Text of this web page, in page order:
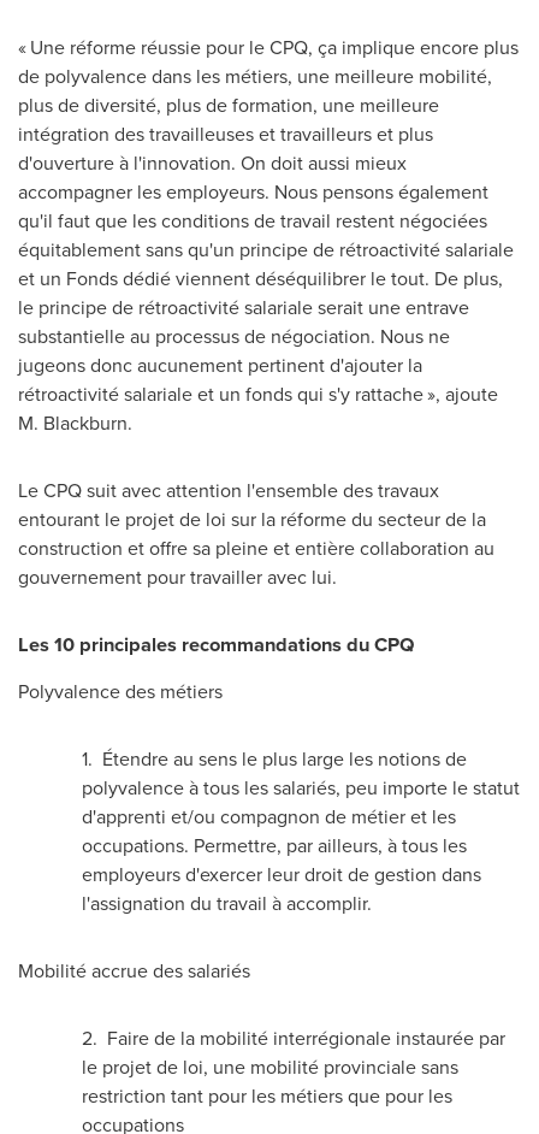
« Une réforme réussie pour le CPQ, ça implique encore plus
de polyvalence dans les métiers, une meilleure mobilité,
plus de diversité, plus de formation, une meilleure
intégration des travailleuses et travailleurs et plus
d'ouverture à l'innovation. On doit aussi mieux
accompagner les employeurs. Nous pensons également
qu'il faut que les conditions de travail restent négociées
équitablement sans qu'un principe de rétroactivité salariale
et un Fonds dédié viennent déséquilibrer le tout. De plus,
le principe de rétroactivité salariale serait une entrave
substantielle au processus de négociation. Nous ne
jugeons donc aucunement pertinent d'ajouter la
rétroactivité salariale et un fonds qui s'y rattache », ajoute
M. Blackburn.
Le CPQ suit avec attention l'ensemble des travaux
entourant le projet de loi sur la réforme du secteur de la
construction et offre sa pleine et entière collaboration au
gouvernement pour travailler avec lui.
Les 10 principales recommandations du CPQ
Polyvalence des métiers
1. Étendre au sens le plus large les notions de
polyvalence à tous les salariés, peu importe le statut
d'apprenti et/ou compagnon de métier et les
occupations. Permettre, par ailleurs, à tous les
employeurs d'exercer leur droit de gestion dans
l'assignation du travail à accomplir.
Mobilité accrue des salariés
2. Faire de la mobilité interrégionale instaurée par
le projet de loi, une mobilité provinciale sans
restriction tant pour les métiers que pour les
occupations